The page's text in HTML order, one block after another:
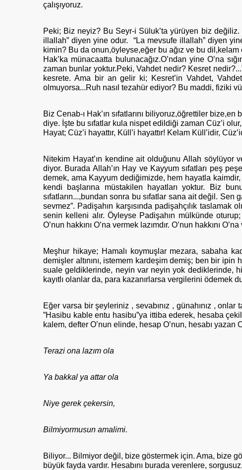
çalışıyoruz.
Peki; Biz neyiz? Bu Seyr-i Süluk’ta yürüyen biz
illallah” diyen yine odur. “La mevsufe illallah” diyen
kimin? Bu da onun,öyleyse,eğer bu ağız ve bu
Hak’ka münacaatta bulunacağız.O’ndan yine O’na
zaman bunlar yoktur.Peki, Vahdet nedir? Kesret
kesrete. Ama bir an gelir ki; Kesret’in Vahdet,
olmuyorsa...Ruh nasıl tezahür ediyor? Bu maddi, fiziki
Biz Cenab-ı Hak’ın sıfatlarını biliyoruz,öğrettiler
diye. İşte bu sıfatlar kula nispet edildiği zaman Cüz’i
Hayat; Cüz’i hayattır, Küll’i hayattır! Kelam Küll’idir,
Nitekim Hayat’ın kendine ait olduğunu Allah söylüyor
diyor. Burada Allah’ın Hay ve Kayyum sıfatları peş
demek, ama Kayyum dediğimizde, hem hayatla kaimdir,
kendi başlarına müstakilen hayatları yoktur. Biz
sıfatların...,bundan sonra bu sıfatlar sana ait değil.
sevmez”. Padişahın karşısında padişahçılık taslamak
senin kelleni alır. Öyleyse Padişahın mülkünde
O’nun hakkını O’na vermek lazımdır. O’nun hakkını
Meşhur hikaye; Hamalı koymuşlar mezara, sabaha
demişler altınını, istemem kardeşim demiş; ben bir ipin
suale geldiklerinde, neyin var neyin yok dediklerinde,
kayıtlı olanlar da, para kazanırlarsa vergilerini ödemek
Eğer varsa bir şeyleriniz , sevabınız , günahınız ,
”Hasibu kable entu hasibu”ya ittiba ederek, hesaba
kalem, defter O’nun elinde, hesap O’nun, hesabı yazan
Terazi ona lazım ola
Ya bakkal ya attar ola
Niye gerek çekersin,
Bilmiyormusun amalimi.
Biliyor... Bilmiyor değil, bize göstermek için. Ama, bize
büyük fayda vardır. Hesabını burada verenlere,